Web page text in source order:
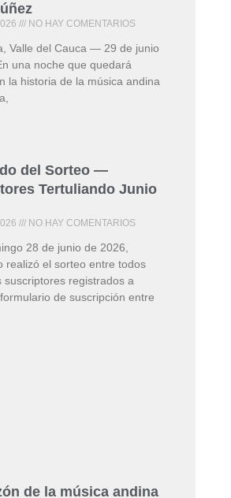
NO HAY COMENTARIOS
Valle del Cauca — 29 de junio
una noche que quedará
la historia de la música andina
del Sorteo —
Tertuliando Junio
NO HAY COMENTARIOS
28 de junio de 2026,
realizó el sorteo entre todos
suscriptores registrados a
de suscripción entre
de la música andina